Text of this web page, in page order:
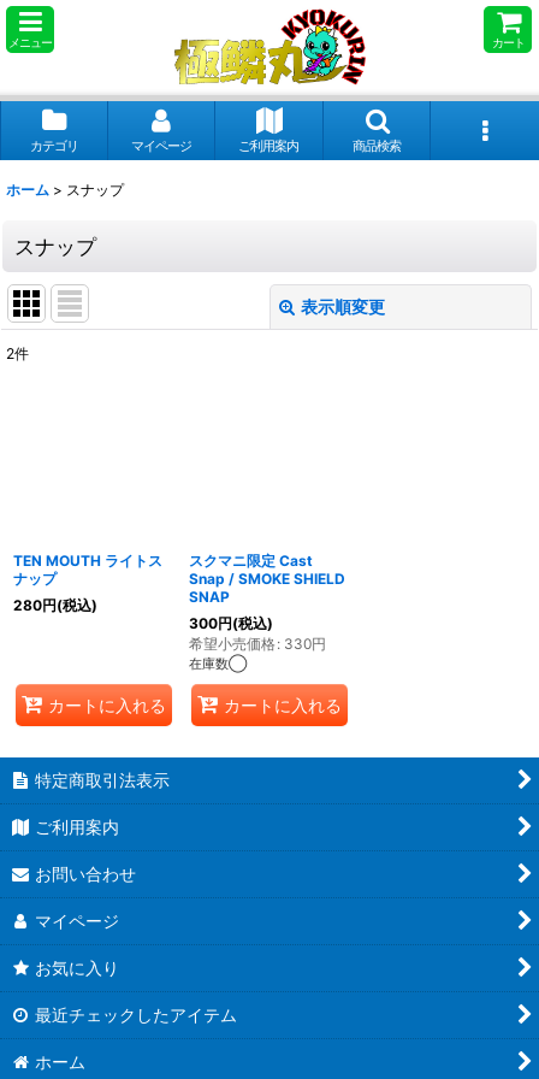
メニュー カート
カテゴリ マイページ ご利用案内 商品検索
ホーム > スナップ
スナップ
表示順変更
2件
TEN MOUTH ライトス
ナップ
280円(税込)
カートに入れる
スクマニ限定 Cast
Snap / SMOKE SHIELD
SNAP
300円(税込)
希望小売価格: 330円
在庫数◯
カートに入れる
特定商取引法表示
ご利用案内
お問い合わせ
マイページ
お気に入り
最近チェックしたアイテム
ホーム